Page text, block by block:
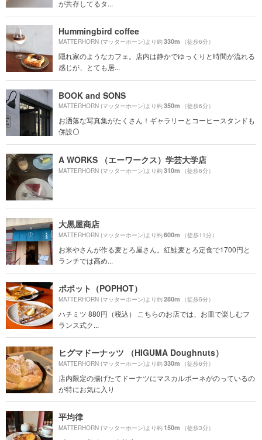
が共存してるタ...
Hummingbird coffee
MATTERHORN (マッターホーン)より約330m （徒歩6分）
隠れ家のようなカフェ。店内は静かでゆっくりと時間が流れる
感じが、とても居...
BOOK and SONS
MATTERHORN (マッターホーン)より約350m （徒歩6分）
お洒落な写真集がたくさん！ギャラリーとコーヒースタンドも
併設⚪️
A WORKS （エーワークス）学芸大学店
MATTERHORN (マッターホーン)より約310m （徒歩6分）
大黒屋商店
MATTERHORN (マッターホーン)より約600m （徒歩11分）
お米やさんが作る麦とろ屋さん。紅鮭麦とろ定食で1700円と
ランチでは高め...
ポポット（POPHOT）
MATTERHORN (マッターホーン)より約280m （徒歩5分）
ハチミツ 880円（税込） こちらのお店では、お皿で楽しむフ
ランス式ク...
ヒグマドーナッツ （HIGUMA Doughnuts）
MATTERHORN (マッターホーン)より約330m （徒歩6分）
店内限定の揚げたてドーナツにマスカルポーネがのっているの
が特にお気に入り
平均律
MATTERHORN (マッターホーン)より約150m （徒歩3分）